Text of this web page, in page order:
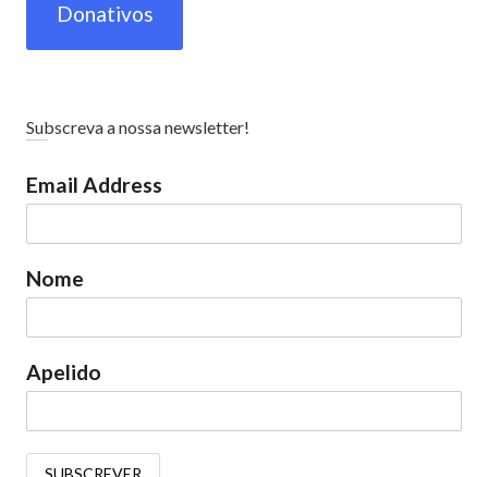
Donativos
Subscreva a nossa newsletter!
Email Address
Nome
Apelido